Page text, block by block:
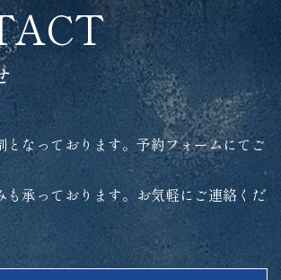
となっております。予約フォームにてご
も承っております。お気軽にご連絡くだ